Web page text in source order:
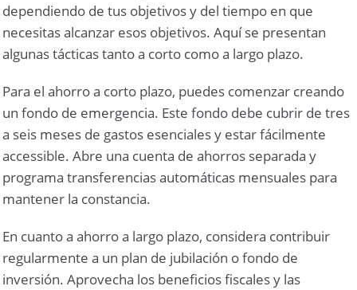
dependiendo de tus objetivos y del tiempo en que
necesitas alcanzar esos objetivos. Aquí se presentan
algunas tácticas tanto a corto como a largo plazo.
Para el ahorro a corto plazo, puedes comenzar creando
un fondo de emergencia. Este fondo debe cubrir de tres
a seis meses de gastos esenciales y estar fácilmente
accessible. Abre una cuenta de ahorros separada y
programa transferencias automáticas mensuales para
mantener la constancia.
En cuanto a ahorro a largo plazo, considera contribuir
regularmente a un plan de jubilación o fondo de
inversión. Aprovecha los beneficios fiscales y las